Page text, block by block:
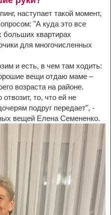
наступает такой момент,
"А куда это все
больших квартирах
для многочисленных
и есть, в чем там ходить:
вещи отдаю маме –
возраста на районе.
то, что ей не
подруг передает", -
вещей Елена Семененко.